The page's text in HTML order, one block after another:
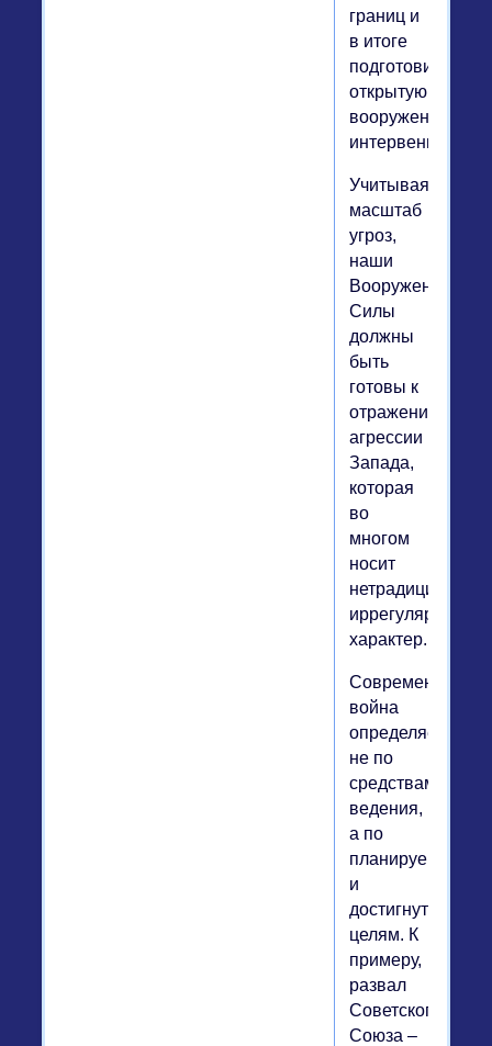
границ и
в итоге
подготовить
открытую
вооруженную
интервенцию.
Учитывая
масштаб
угроз,
наши
Вооруженные
Силы
должны
быть
готовы к
отражению
агрессии
Запада,
которая
во
многом
носит
нетрадиционный,
иррегулярный
характер.
Современная
война
определяется
не по
средствам
ведения,
а по
планируемым
и
достигнутым
целям. К
примеру,
развал
Советского
Союза –